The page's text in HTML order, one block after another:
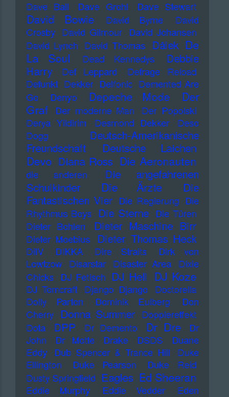
Dave Ball
Dave Grohl Dave Stewart
David Bowie David Byrne
David
Crosby David Gilmour David Johansen
David Lynch David Thomas Dälek De
La Soul
Dead Kennedys
Debbie
Harry
Def Leppard
Defrage Reload
Defunkt Dekker Delfonic Demented Are
Go
Denyo Depeche Mode
Der
Graf
Der moderne Man
Der Popolski
Derya Yildirim
Desmond Dekker
Deso
Dogg
Deutsch-Amerikanische
Freundschaft
Deutsche Laichen
Devo Diana Ross Die Aeronauten
die anderen
Die angefahrenen
Schulkinder
Die Ärzte
Die
Fantastischen Vier Die Regierung Die
Rhythmus Boys Die Sterne Die Türen
Dieter Bohlen
Dieter Maschine Birr
Dieter Moebius Dieter Thomas Heck
DiIV DIKKA Dire Straits
Dirk von
Lowtzow
Disarstar Disaster Area
Dixie
Chicks DJ Fetisch DJ Hell DJ Koze
DJ Tomcraft Django Django
Doctorella
Dolly Parton
Dominik Eulberg
Don
Cherry Donna Summer Dopplereffekt
Dota
DPP Dr Demento Dr Dre
Dr
John
Dr Motte Drake DSDS
Duane
Eddy
Dub Spencer & Trance Hill
Duke
Ellington
Duke Pearson
Duke Reid
Dusty Springfield Eagles Ed Sheeran
Eddie Murphy Eddie Vedder
Eden